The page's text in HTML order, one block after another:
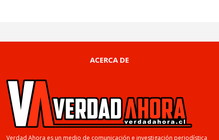
ACERCA DE
Verdad Ahora es un medio de comunicación e investigación periodística